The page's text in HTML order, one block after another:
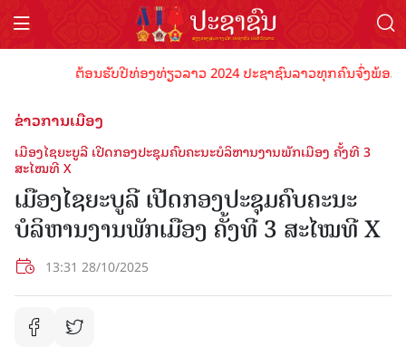
ຕ້ອນຮັບປີທ່ອງທ່ຽວລາວ 2024 ປະຊາຊົນລາວທຸກຄົນຈົ່ງພ້ອມເ
ຂ່າວການເມືອງ
ເມືອງໄຊຍະບູລີ ເປີດກອງ​ປະ​ຊຸມຄົບຄະນະບໍລິຫານງານພັກເມືອງ ຄັ້ງທີ 3
ສະໄໝທີ X
ເມືອງໄຊຍະບູລີ ເປີດກອງ​ປະ​ຊຸມຄົບຄະນະ
ບໍລິຫານງານພັກເມືອງ ຄັ້ງທີ 3 ສະໄໝທີ X
13:31 28/10/2025